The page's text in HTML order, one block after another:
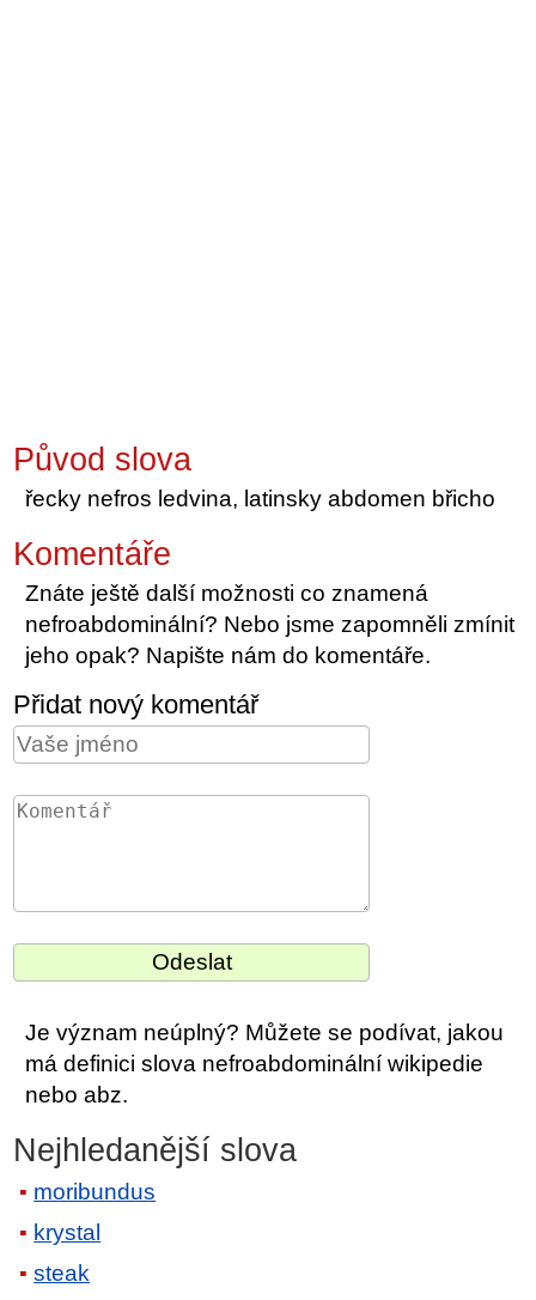
Původ slova
řecky nefros ledvina, latinsky abdomen břicho
Komentáře
Znáte ještě další možnosti co znamená
nefroabdominální? Nebo jsme zapomněli zmínit
jeho opak? Napište nám do komentáře.
Přidat nový komentář
Je význam neúplný? Můžete se podívat, jakou
má definici slova nefroabdominální wikipedie
nebo abz.
Nejhledanější slova
moribundus
krystal
steak